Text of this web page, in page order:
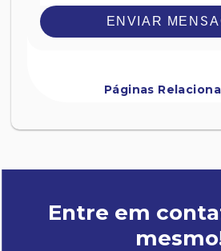
ENVIAR
Páginas
Entre em